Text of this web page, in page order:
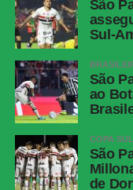
WhatsApp
Facebook
Twitter
Messenger
LinkedIn
Share
São
Sul-
São
ao
COPA
São
de